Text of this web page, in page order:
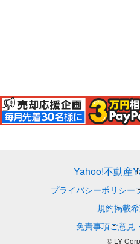
Yahoo!不動産
プライバシーポリシー
規約掲載
免責事項ご意見
© LY